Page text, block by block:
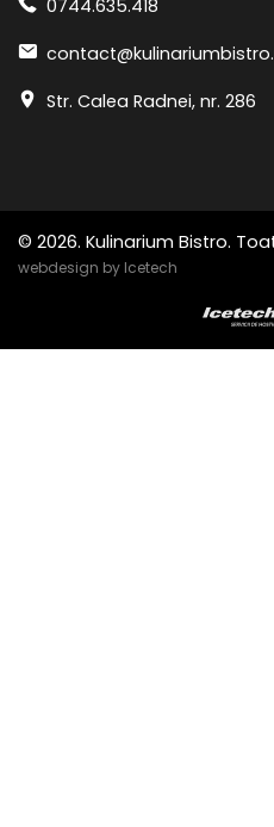
0744.635.418
Str. Calea Radnei, nr. 286
© 2026. Kulinarium Bistro.
webdesign by Icetech